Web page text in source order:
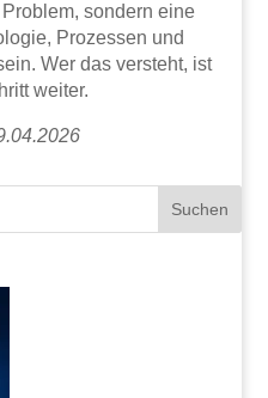
sondern eine
Prozessen und
Wer das versteht, ist
weiter.